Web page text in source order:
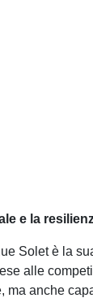
e la
Solet è la
alle
ma anche